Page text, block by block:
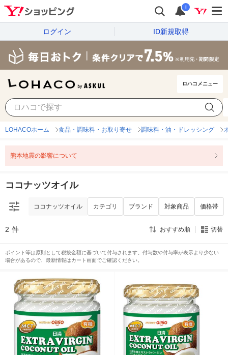
i
ログイン ID新規取得
ロハコメニュー
ココナッツオイル 価格帯
LOHACOホーム 食品・調味料・お取り寄せ 調味料・油・ドレッシング
熊本地震の影響について
ココナッツオイル
ココナッツオイル カテゴリ ブランド 対象商品 価格帯
2 件 おすすめ順 切替
ポイント等は原則として税抜金額に基づいて付与されます。付与数や付与率が表示より少ない
場合があるので、最新情報はカート画面でご確認ください。